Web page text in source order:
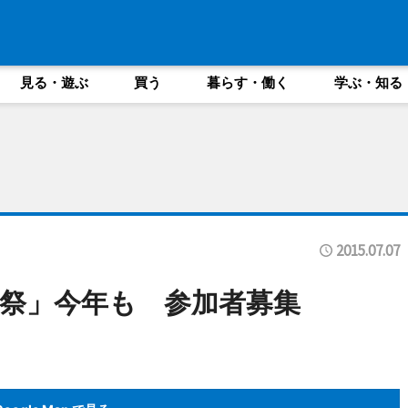
見る・遊ぶ 買う 暮らす・働く 学ぶ・知る
2015.07.07
」今年も 参加者募集